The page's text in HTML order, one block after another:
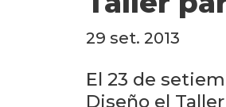
29 set. 2013
El 23 de
Diseño el